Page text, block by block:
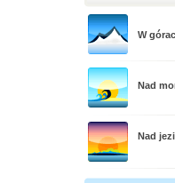
W
Nad
Nad